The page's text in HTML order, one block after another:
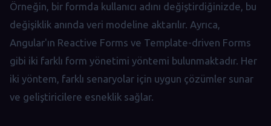
Örneğin, bir formda kullanıcı adını değiştirdiğinizde, bu
değişiklik anında veri modeline aktarılır. Ayrıca,
Angular'ın Reactive Forms ve Template-driven Forms
gibi iki farklı form yönetimi yöntemi bulunmaktadır. Her
iki yöntem, farklı senaryolar için uygun çözümler sunar
ve geliştiricilere esneklik sağlar.